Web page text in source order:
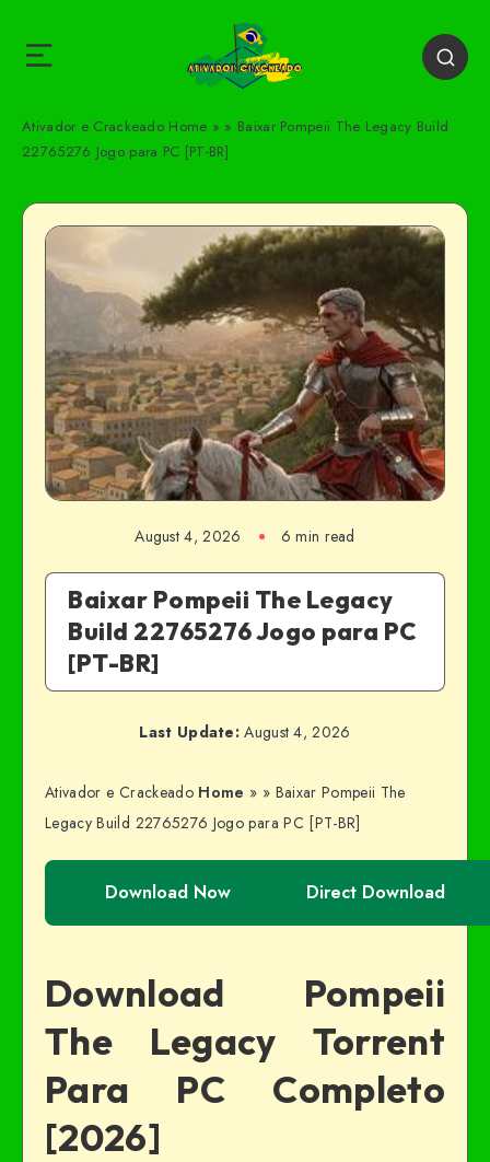
Ativador e Crackeado Home » » Baixar Pompeii The Legacy Build
22765276 Jogo para PC [PT-BR]
August 4, 2026 6 min read
Baixar Pompeii The Legacy
Build 22765276 Jogo para PC
[PT-BR]
Last Update: August 4, 2026
Ativador e Crackeado Home » » Baixar Pompeii The
Legacy Build 22765276 Jogo para PC [PT-BR]
Download Now Direct Download
Download Pompeii
The Legacy Torrent
Para PC Completo
[2026]